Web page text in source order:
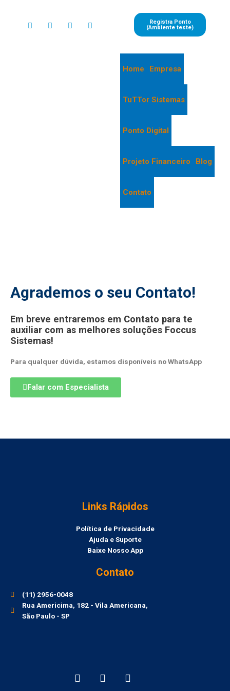
Registra Ponto
(Ambiente teste)
Home Empresa
TuTTor Sistemas
Ponto Digital
Projeto Financeiro Blog
Contato
Agrademos o seu Contato!
Em breve entraremos em Contato para te
auxiliar com as melhores soluções Foccus
Sistemas!
Para qualquer dúvida, estamos disponíveis no WhatsApp
Falar com Especialista
Links Rápidos
Política de Privacidade
Ajuda e Suporte
Baixe Nosso App
Contato
(11) 2956-0048
Rua Americima, 182 - Vila Americana,
São Paulo - SP